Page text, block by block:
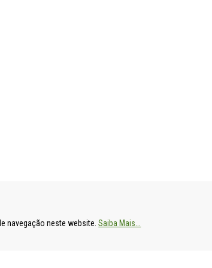
navegação neste website.Saiba Mais...
DE S. FRANCISCO XAVIER